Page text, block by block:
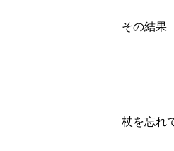
その結果
杖を忘れ